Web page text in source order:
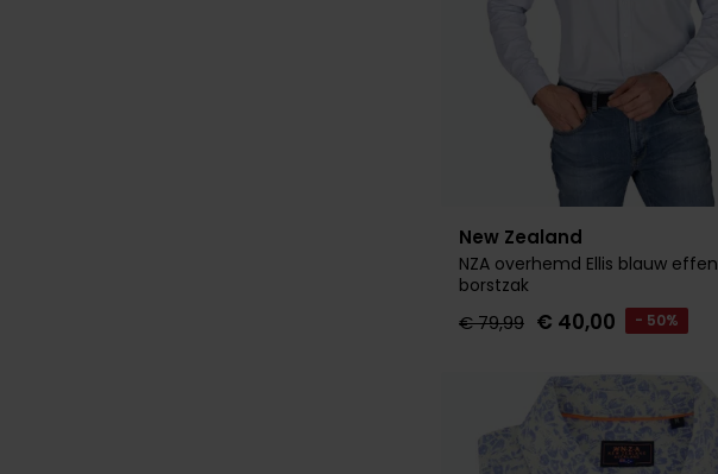
New Zealand
NZA overhemd Ellis blauw effen
borstzak
€ 79,99 € 40,00 - 50%